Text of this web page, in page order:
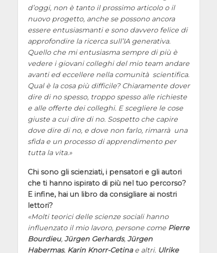
d’oggi, non è tanto il prossimo articolo o il
nuovo progetto, anche se possono ancora
essere entusiasmanti e sono davvero felice di
approfondire la ricerca sull’IA generativa.
Quello che mi entusiasma sempre di più è
vedere i giovani colleghi del mio team andare
avanti ed eccellere nella comunità scientifica.
Qual è la cosa più difficile? Chiaramente dover
dire di no spesso, troppo spesso alle richieste
e alle offerte dei colleghi. E scegliere le cose
giuste a cui dire di no. Sospetto che capire
dove dire di no, e dove non farlo, rimarrà una
sfida e un processo di apprendimento per
tutta la vita.
Chi sono gli scienziati, i pensatori e gli autori
che ti hanno ispirato di più nel tuo percorso?
E infine, hai un libro da consigliare ai nostri
lettori?
Molti teorici delle scienze sociali hanno
influenzato il mio lavoro, persone come Pierre
Bourdieu, Jürgen Gerhards, Jürgen
Habermas, Karin Knorr-Cetinae altri. Ulrike